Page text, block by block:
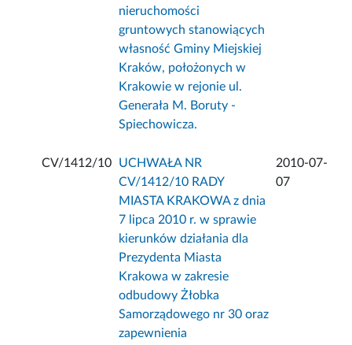
nieruchomości
gruntowych stanowiących
własność Gminy Miejskiej
Kraków, położonych w
Krakowie w rejonie ul.
Generała M. Boruty -
Spiechowicza.
CV/1412/10
UCHWAŁA NR
CV/1412/10 RADY
MIASTA KRAKOWA z dnia
7 lipca 2010 r. w sprawie
kierunków działania dla
Prezydenta Miasta
Krakowa w zakresie
odbudowy Żłobka
Samorządowego nr 30 oraz
zapewnienia
2010-07-
07